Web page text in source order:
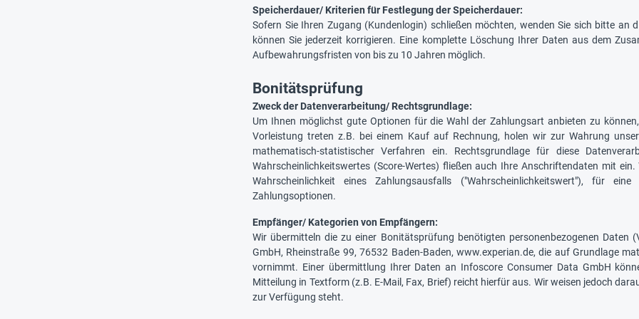
Speicherdauer/ Kriterien für Festlegung der Speicherdauer:
Sofern Sie Ihren Zugang (Kundenlogin) schließen möchten, wenden Sie sich bitte
können Sie jederzeit korrigieren. Eine komplette Löschung Ihrer Daten aus dem
Aufbewahrungsfristen von bis zu 10 Jahren möglich.
Bonitätsprüfung
Zweck der Datenverarbeitung/ Rechtsgrundlage:
Um Ihnen möglichst gute Optionen für die Wahl der Zahlungsart anbieten zu
Vorleistung treten z.B. bei einem Kauf auf Rechnung, holen wir zur Wahrung
mathematisch-statistischer Verfahren ein. Rechtsgrundlage für diese
Wahrscheinlichkeitswertes (Score-Wertes) fließen auch Ihre Anschriftendaten mit
Wahrscheinlichkeit eines Zahlungsausfalls ("Wahrscheinlichkeitswert"), für
Zahlungsoptionen.
Empfänger/ Kategorien von Empfängern:
Wir übermitteln die zu einer Bonitätsprüfung benötigten personenbezogenen Daten
GmbH, Rheinstraße 99, 76532 Baden-Baden, www.experian.de, die auf Grundlage
vornimmt. Einer übermittlung Ihrer Daten an Infoscore Consumer Data GmbH
Mitteilung in Textform (z.B. E-Mail, Fax, Brief) reicht hierfür aus. Wir weisen jedoch
zur Verfügung steht.